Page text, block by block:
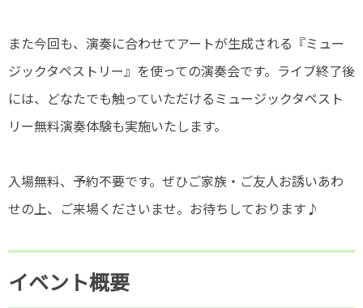
また今回も、演奏に合わせてアートが生成される『ミュー
ジックタペストリー』を使っての演奏会です。ライブ終了後
には、どなたでも触っていただけるミュージックタペスト
リー無料演奏体験も実施いたします。
入場無料、予約不要です。ぜひご家族・ご友人お誘いあわ
せの上、ご来場くださいませ。お待ちしております♪
イベント概要